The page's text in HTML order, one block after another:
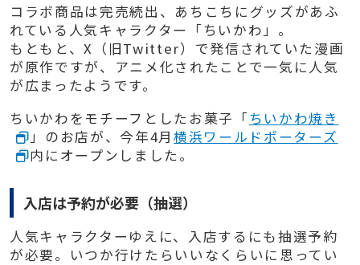
コラボ商品は完売続出、あちこちにグッズがあふ
れている人気キャラクター「ちいかわ」。
もともと、X（旧Twitter）で発信されていた漫画
が原作ですが、アニメ化されたことで一気に人気
が広まったようです。
ちいかわをモチーフとしたお菓子「ちいかわ焼き
」のお店が、今年4月横浜ワールドポーターズ
内にオープンしました。
入店は予約が必要（抽選）
人気キャラクターゆえに、入店するにも抽選予約
が必要。いつか行けたらいいなくらいに思ってい